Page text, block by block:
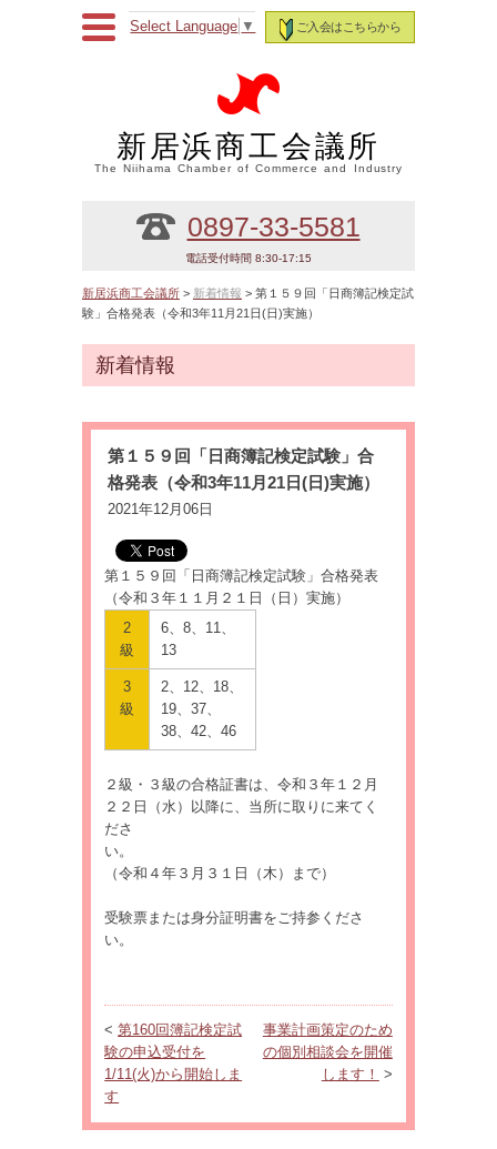
ご入会はこちらから
Select Language ▼
新居浜商工会議所
The Niihama Chamber of Commerce and Industry
0897-33-5581
電話受付時間 8:30-17:15
新居浜商工会議所 > 新着情報 > 第１５９回「日商簿記検定試
験」合格発表（令和3年11月21日(日)実施）
新着情報
第１５９回「日商簿記検定試験」合
格発表（令和3年11月21日(日)実施）
2021年12月06日
第１５９回「日商簿記検定試験」合格発表
（令和３年１１月２１日（日）実施）
2
級
6、8、11、
13
3
級
2、12、18、
19、37、
38、42、46
２級・３級の合格証書は、令和３年１２月
２２日（水）以降に、当所に取りに来てく
ださ
（令和４年３月３１日（木）まで）
受験票または身分証明書をご持参くださ
い。
<第160回簿記検定試
験の申込受付を
1/11(火)から開始しま
す
事業計画策定のため
の個別相談会を開催
します！
>